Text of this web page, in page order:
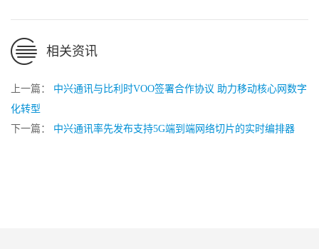
相关资讯
上一篇： 中兴通讯与比利时VOO签署合作协议 助力移动核心网数字
化转型
下一篇： 中兴通讯率先发布支持5G端到端网络切片的实时编排器